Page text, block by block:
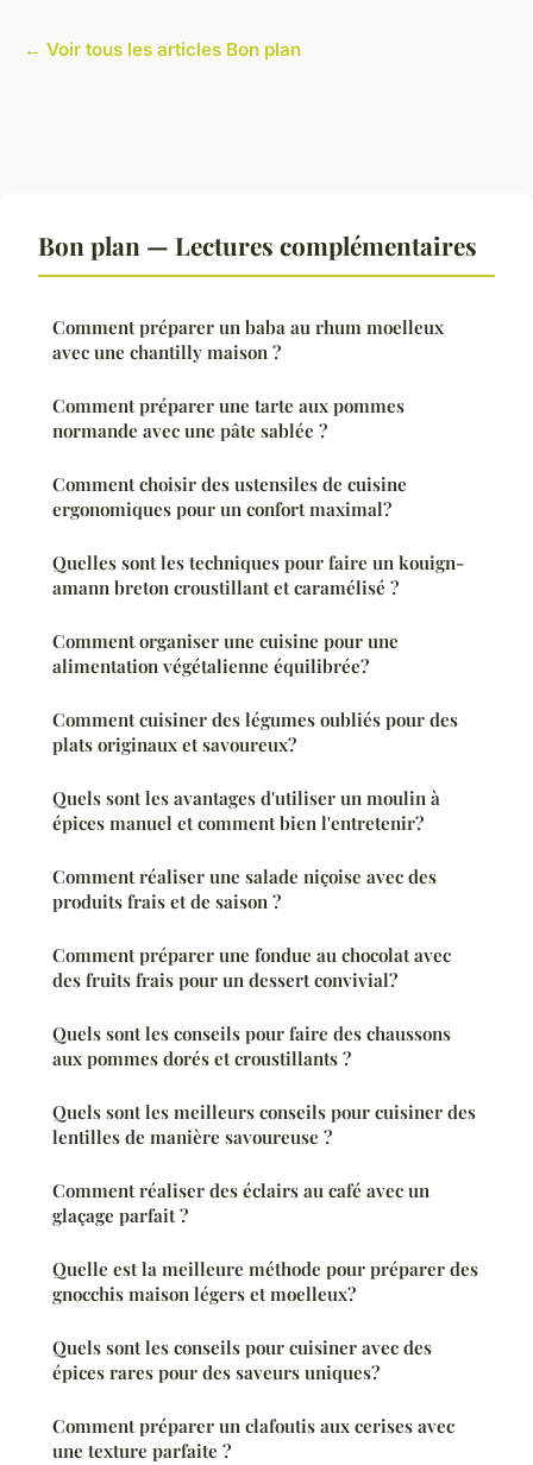
← Voir tous les articles Bon plan
Bon plan — Lectures complémentaires
Comment préparer un baba au rhum moelleux
avec une chantilly maison ?
Comment préparer une tarte aux pommes
normande avec une pâte sablée ?
Comment choisir des ustensiles de cuisine
ergonomiques pour un confort maximal?
Quelles sont les techniques pour faire un kouign-
amann breton croustillant et caramélisé ?
Comment organiser une cuisine pour une
alimentation végétalienne équilibrée?
Comment cuisiner des légumes oubliés pour des
plats originaux et savoureux?
Quels sont les avantages d'utiliser un moulin à
épices manuel et comment bien l'entretenir?
Comment réaliser une salade niçoise avec des
produits frais et de saison ?
Comment préparer une fondue au chocolat avec
des fruits frais pour un dessert convivial?
Quels sont les conseils pour faire des chaussons
aux pommes dorés et croustillants ?
Quels sont les meilleurs conseils pour cuisiner des
lentilles de manière savoureuse ?
Comment réaliser des éclairs au café avec un
glaçage parfait ?
Quelle est la meilleure méthode pour préparer des
gnocchis maison légers et moelleux?
Quels sont les conseils pour cuisiner avec des
épices rares pour des saveurs uniques?
Comment préparer un clafoutis aux cerises avec
une texture parfaite ?